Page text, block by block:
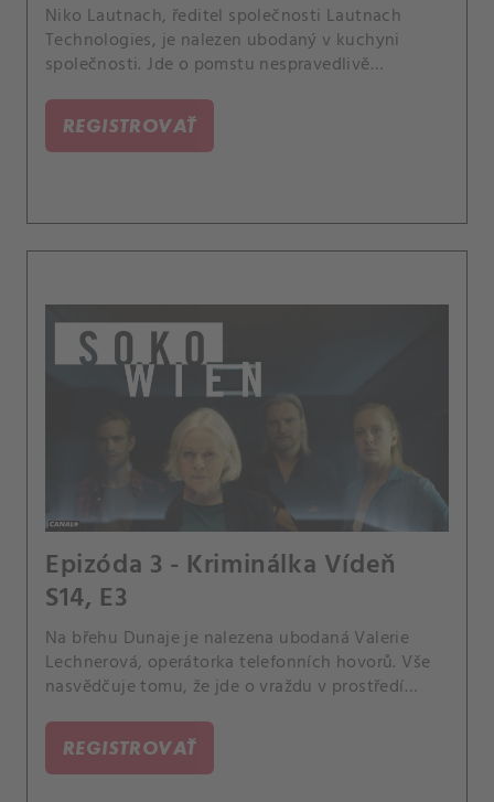
Niko Lautnach, ředitel společnosti Lautnach
Technologies, je nalezen ubodaný v kuchyni
společnosti. Jde o pomstu nespravedlivě
vztah?.
REGISTROVAŤ
Epizóda 3 - Kriminálka Vídeň
S14, E3
Na břehu Dunaje je nalezena ubodaná Valerie
Lechnerová, operátorka telefonních hovorů. Vše
nasvědčuje tomu, že jde o vraždu v prostředí
REGISTROVAŤ